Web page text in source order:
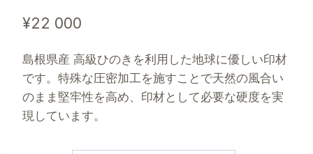
¥22 000
島根県産 高級ひのきを利用した地球に優しい印材
です。特殊な圧密加工を施すことで天然の風合い
のまま堅牢性を高め、印材として必要な硬度を実
現しています。